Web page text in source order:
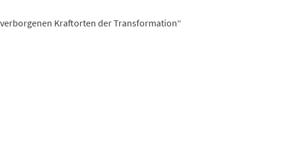
verborgenen Kraftorten der Transformation“